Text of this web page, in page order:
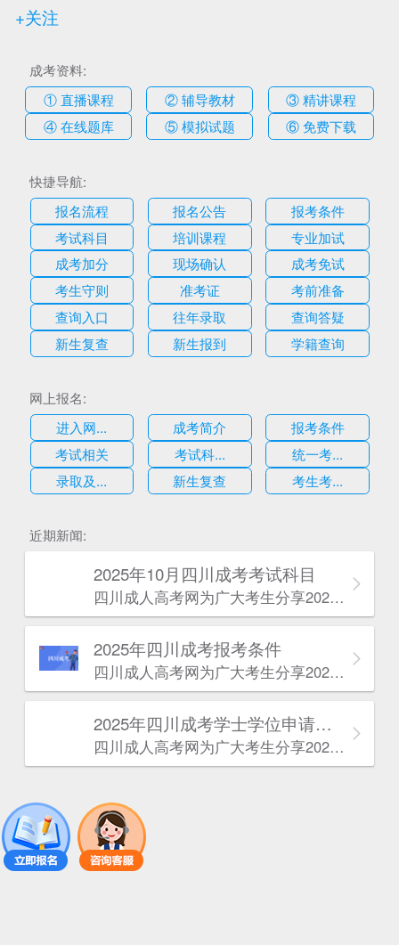
+关注
成考资料:
① 直播课程
② 辅导教材
③ 精讲课程
④ 在线题库
⑤ 模拟试题 ⑥ 免费下载
快捷导航:
报名流程
报名公告
报考条件
考试科目
培训课程
专业加试
成考加分
现场确认
成考免试
考生守则
准考证
考前准备
查询入口
往年录取
查询答疑
新生复查
新生报到 学籍查询
网上报名:
进入网...
成考简介
报考条件
考试相关
考试科...
统一考...
录取及...
新生复查 考生考...
近期新闻:
2025年10月四川成考考试科目
四川成人高考网​为广大考生分享2025年10月四川成考考试科目。为广大在职人员和社会人士提供学历提升的机会。更多四川成考考试信息，欢迎在线访问四川成人高考网。
2025年‌‌‌‌四川成考报考条件
四川成人高考网​为广大考生分享2025年‌‌‌‌四川成考报考条件。为广大在职人员和社会人士提供学历提升的机会。更多四川成考考试信息，欢迎在线访问四川成人高考网。
2025年‌‌‌‌四川成考学士学位申请条件
四川成人高考网​为广大考生分享2025年‌‌‌‌四川成考学士学位申请条件。为广大在职人员和社会人士提供学历提升的机会。更多四川成考考试信息，欢迎在线访问四川成人高考网。